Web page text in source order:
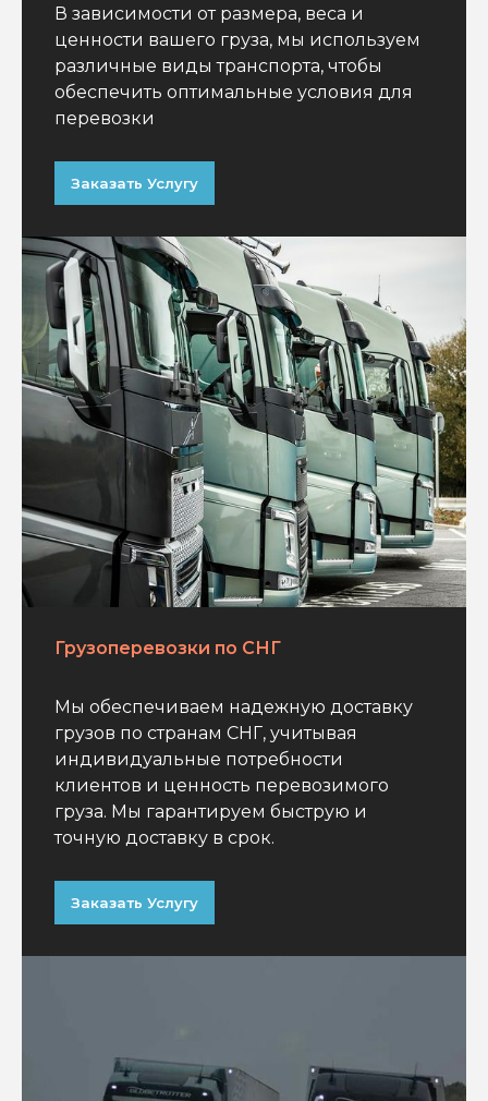
В зависимости от размера, веса и
ценности вашего груза, мы используем
различные виды транспорта, чтобы
обеспечить оптимальные условия для
перевозки
Заказать Услугу
Грузоперевозки по СНГ
Мы обеспечиваем надежную доставку
грузов по странам СНГ, учитывая
индивидуальные потребности
клиентов и ценность перевозимого
груза. Мы гарантируем быструю и
точную доставку в срок.
Заказать Услугу